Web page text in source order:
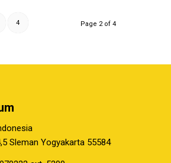
Page 2 of 4
4
Sleman Yogyakarta 55584